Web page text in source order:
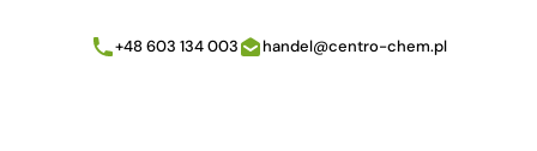
+48 603 134 003 handel@centro-chem.pl